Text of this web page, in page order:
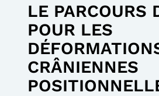
LE PARCOURS
POUR LES
CRÂNIENNES